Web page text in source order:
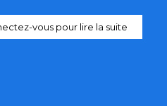
vous pour lire la suite